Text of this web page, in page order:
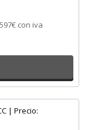
con iva